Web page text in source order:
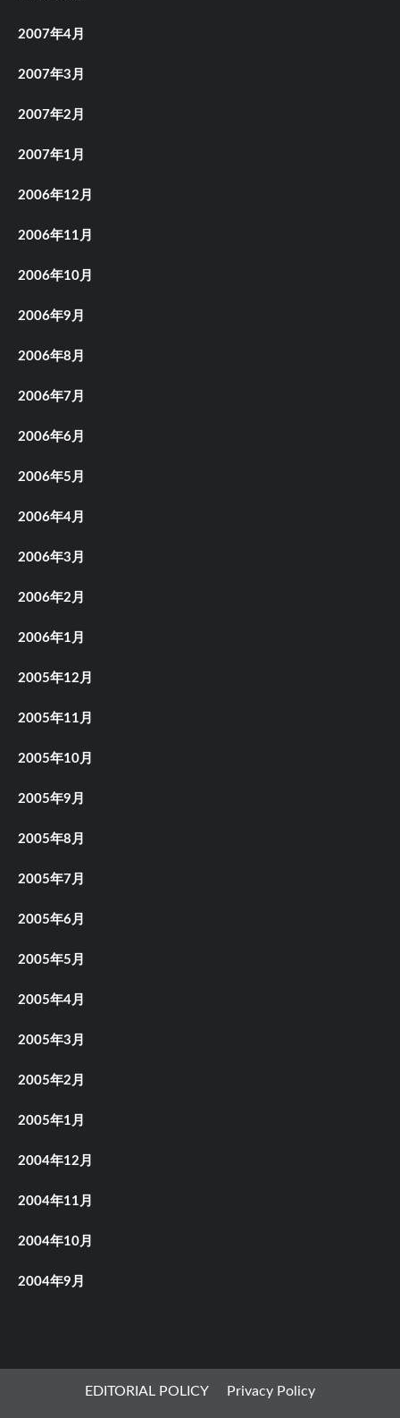
2007年4月
2007年3月
2007年2月
2007年1月
2006年12月
2006年11月
2006年10月
2006年9月
2006年8月
2006年7月
2006年6月
2006年5月
2006年4月
2006年3月
2006年2月
2006年1月
2005年12月
2005年11月
2005年10月
2005年9月
2005年8月
2005年7月
2005年6月
2005年5月
2005年4月
2005年3月
2005年2月
2005年1月
2004年12月
2004年11月
2004年10月
2004年9月
EDITORIAL POLICY Privacy Policy